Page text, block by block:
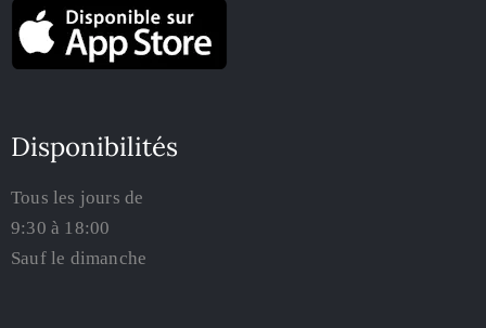
Disponibilités
Tous les jours de
9:30 à 18:00
Sauf le dimanche